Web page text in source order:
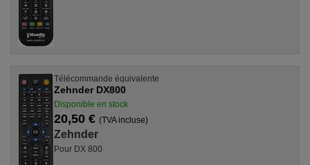
Télécommande équivalente
Zehnder DX800
Disponible en stock
20,50 € (TVA incluse)
Zehnder
Pour DX 800